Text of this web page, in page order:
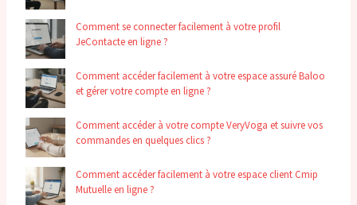
Comment se connecter facilement à votre profil
JeContacte en ligne ?
Comment accéder facilement à votre espace assuré Baloo
et gérer votre compte en ligne ?
Comment accéder à votre compte VeryVoga et suivre vos
commandes en quelques clics ?
Comment accéder facilement à votre espace client Cmip
Mutuelle en ligne ?